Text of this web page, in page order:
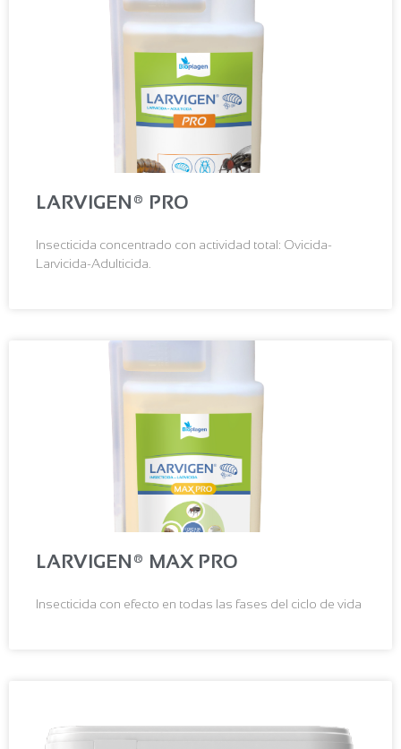
LARVIGEN® PRO
Insecticida concentrado con actividad total: Ovicida-
Larvicida-Adulticida.
LARVIGEN® MAX PRO
Insecticida con efecto en todas las fases del ciclo de vida